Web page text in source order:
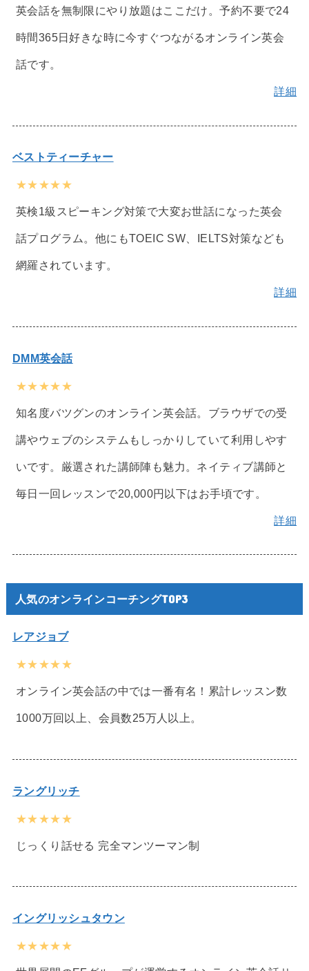
英会話を無制限にやり放題はここだけ。予約不要で24
時間365日好きな時に今すぐつながるオンライン英会
話です。
詳細
ベストティーチャー
★★★★★
英検1級スピーキング対策で大変お世話になった英会
話プログラム。他にもTOEIC SW、IELTS対策なども
網羅されています。
詳細
DMM英会話
★★★★★
知名度バツグンのオンライン英会話。ブラウザでの受
講やウェブのシステムもしっかりしていて利用しやす
いです。厳選された講師陣も魅力。ネイティブ講師と
毎日一回レッスンで20,000円以下はお手頃です。
詳細
人気のオンラインコーチングTOP3
レアジョブ
★★★★★
オンライン英会話の中では一番有名！累計レッスン数
1000万回以上、会員数25万人以上。
ラングリッチ
★★★★★
じっくり話せる 完全マンツーマン制
イングリッシュタウン
★★★★★